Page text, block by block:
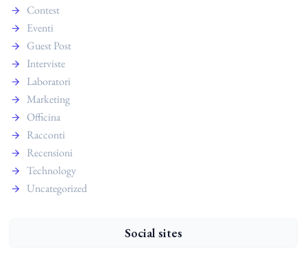
Contest
Eventi
Guest Post
Interviste
Laboratori
Marketing
Officina
Racconti
Recensioni
Technology
Uncategorized
Social sites